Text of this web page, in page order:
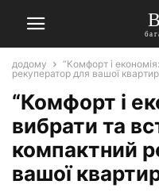
додому
“Комфорт і
рекуператор для вашої
“Комфорт і
вибрати та
компактний
вашої